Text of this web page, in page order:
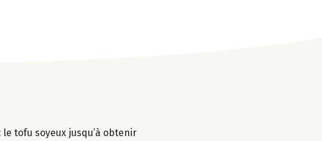
tofu soyeux jusqu’à obtenir